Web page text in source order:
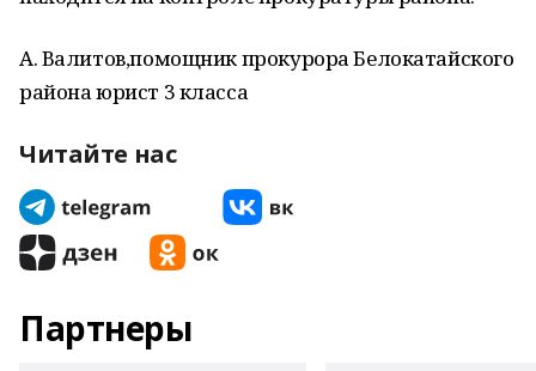
А. Валитов,помощник прокурора Белокатайского
района юрист 3 класса
Читайте нас
Партнеры